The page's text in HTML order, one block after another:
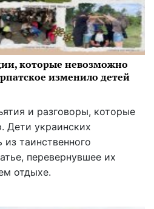
которые невозможно
изменило детей
и разговоры, которые
Дети украинских
таинственного
перевернувшее их
отдыхе.